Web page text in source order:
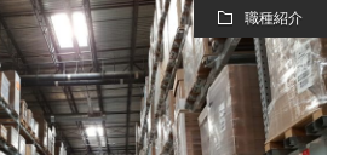
プ
シ
ー
社
職種紹介